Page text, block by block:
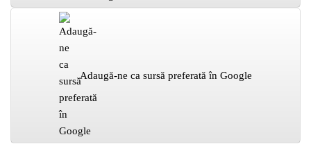
Adaugă-ne ca sursă preferată în Google